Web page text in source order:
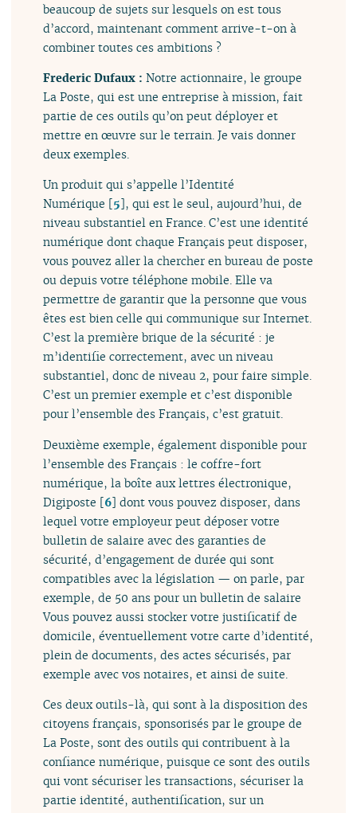
beaucoup de sujets sur lesquels on est tous
d’accord, maintenant comment arrive-t-on à
combiner toutes ces ambitions ?
Frederic Dufaux :Notre actionnaire, le groupe
La Poste, qui est une entreprise à mission, fait
partie de ces outils qu’on peut déployer et
mettre en œuvre sur le terrain. Je vais donner
deux exemples.
Un produit qui s’appelle l’Identité
Numérique [5], qui est le seul, aujourd’hui, de
niveau substantiel en France. C’est une identité
numérique dont chaque Français peut disposer,
vous pouvez aller la chercher en bureau de poste
ou depuis votre téléphone mobile. Elle va
permettre de garantir que la personne que vous
êtes est bien celle qui communique sur Internet.
C’est la première brique de la sécurité : je
m’identifie correctement, avec un niveau
substantiel, donc de niveau 2, pour faire simple.
C’est un premier exemple et c’est disponible
pour l’ensemble des Français, c’est gratuit.
Deuxième exemple, également disponible pour
l’ensemble des Français : le coffre-fort
numérique, la boîte aux lettres électronique,
Digiposte [6] dont vous pouvez disposer, dans
lequel votre employeur peut déposer votre
bulletin de salaire avec des garanties de
sécurité, d’engagement de durée qui sont
compatibles avec la législation — on parle, par
exemple, de 50 ans pour un bulletin de salaire
Vous pouvez aussi stocker votre justificatif de
domicile, éventuellement votre carte d’identité,
plein de documents, des actes sécurisés, par
exemple avec vos notaires, et ainsi de suite.
Ces deux outils-là, qui sont à la disposition des
citoyens français, sponsorisés par le groupe de
La Poste, sont des outils qui contribuent à la
confiance numérique, puisque ce sont des outils
qui vont sécuriser les transactions, sécuriser la
partie identité, authentification, sur un